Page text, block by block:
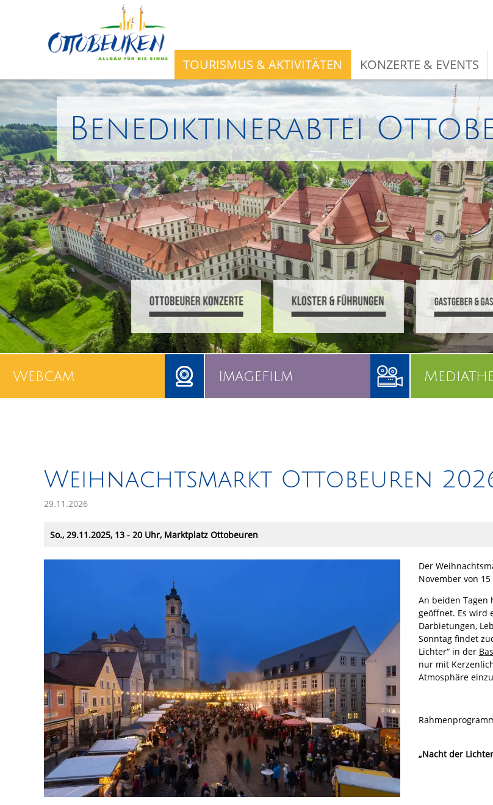
TOURISMUS & AKTIVITÄTEN KONZERTE & EVENTS
Benediktinerabtei
Webcam Imagefilm
Weihnachtsmarkt Ottobeuren
29.11.2026
So., 29.11.2025, 13 - 20 Uhr, Marktplatz Ottobeuren
Der
November von
An beiden
geöffnet. Es wird
Darbietungen,
Sonntag findet
Lichter“ in der
nur mit
Atmosphäre
„Nacht der